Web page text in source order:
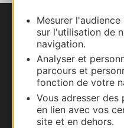
Mesurer
sur l'utilisation de
navigation.
Analyser et
parcours et
fonction de votre
Vous adresser des
en lien avec vos
site et en dehors.
Nous contacter
Carte interactive
Documentation